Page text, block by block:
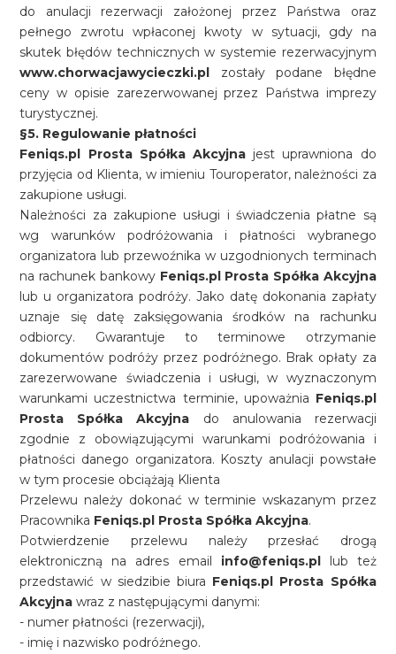
do anulacji rezerwacji założonej przez Państwa oraz
pełnego zwrotu wpłaconej kwoty w sytuacji, gdy na
skutek błędów technicznych w systemie rezerwacyjnym
www.chorwacjawycieczki.pl zostały podane błędne
ceny w opisie zarezerwowanej przez Państwa imprezy
turystycznej.
§5. Regulowanie płatności
Feniqs.pl Prosta Spółka Akcyjna jest uprawniona do
przyjęcia od Klienta, w imieniu Touroperator, należności za
zakupione usługi.
Należności za zakupione usługi i świadczenia płatne są
wg warunków podróżowania i płatności wybranego
organizatora lub przewoźnika w uzgodnionych terminach
na rachunek bankowy Feniqs.pl Prosta Spółka Akcyjna
lub u organizatora podróży. Jako datę dokonania zapłaty
uznaje się datę zaksięgowania środków na rachunku
odbiorcy. Gwarantuje to terminowe otrzymanie
dokumentów podróży przez podróżnego. Brak opłaty za
zarezerwowane świadczenia i usługi, w wyznaczonym
warunkami uczestnictwa terminie, upoważnia Feniqs.pl
Prosta Spółka Akcyjna do anulowania rezerwacji
zgodnie z obowiązującymi warunkami podróżowania i
płatności danego organizatora. Koszty anulacji powstałe
w tym procesie obciążają Klienta
Przelewu należy dokonać w terminie wskazanym przez
Pracownika Feniqs.pl Prosta Spółka Akcyjna.
Potwierdzenie przelewu należy przesłać drogą
elektroniczną na adres email info@feniqs.pllub też
przedstawić w siedzibie biura Feniqs.pl Prosta Spółka
Akcyjna wraz z następującymi danymi:
- numer płatności (rezerwacji),
- imię i nazwisko podróżnego.